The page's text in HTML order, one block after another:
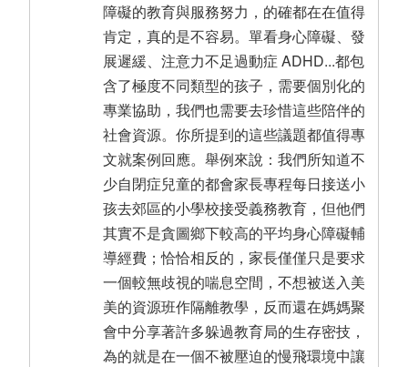
障礙的教育與服務努力，的確都在在值得
肯定，真的是不容易。單看身心障礙、發
展遲緩、注意力不足過動症 ADHD...都包
含了極度不同類型的孩子，需要個別化的
專業協助，我們也需要去珍惜這些陪伴的
社會資源。你所提到的這些議題都值得專
文就案例回應。舉例來說：我們所知道不
少自閉症兒童的都會家長專程每日接送小
孩去郊區的小學校接受義務教育，但他們
其實不是貪圖鄉下較高的平均身心障礙輔
導經費；恰恰相反的，家長僅僅只是要求
一個較無歧視的喘息空間，不想被送入美
美的資源班作隔離教學，反而還在媽媽聚
會中分享著許多躲過教育局的生存密技，
為的就是在一個不被壓迫的慢飛環境中讓